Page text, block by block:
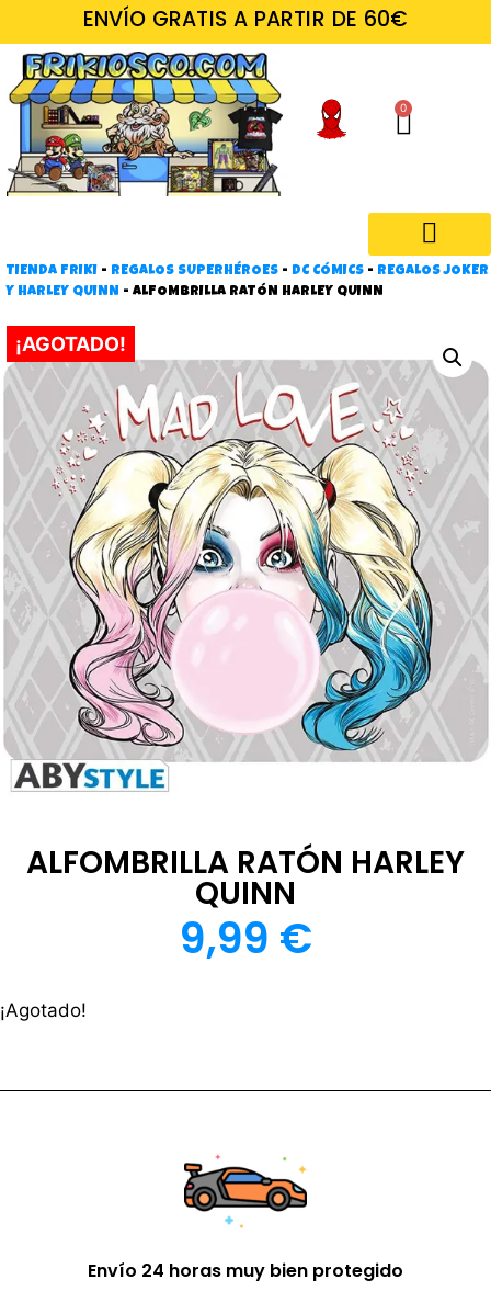
ENVÍO GRATIS A PARTIR DE 60€
0
TIENDA FRIKI - REGALOS SUPERHÉROES - DC CÓMICS - REGALOS JOKER
Y HARLEY QUINN - ALFOMBRILLA RATÓN HARLEY QUINN
¡AGOTADO!
ALFOMBRILLA RATÓN HARLEY
QUINN
9,99 €
¡Agotado!
Envío 24 horas muy bien protegido